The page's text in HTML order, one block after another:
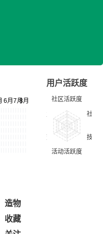
用户活跃度
造物
收藏